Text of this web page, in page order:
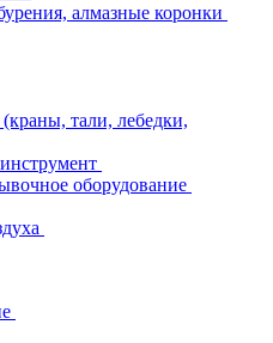
алмазные коронки
тали, лебедки,
оборудование